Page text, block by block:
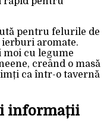
pentru felurile de
aromate.
moi cu legume
creând o masă
ca într-o tavernă
informații